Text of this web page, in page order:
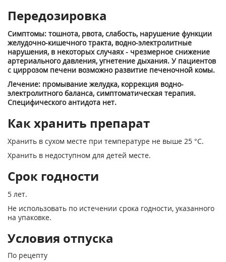
Передозировка
Симптомы: тошнота, рвота, слабость, нарушение функции
желудочно-кишечного тракта, водно-электролитные
нарушения, в некоторых случаях - чрезмерное снижение
артериального давления, угнетение дыхания. У пациентов
с циррозом печени возможно развитие печеночной комы.
Лечение: промывание желудка, коррекция водно-
электролитного баланса, симптоматическая терапия.
Специфического антидота нет.
Как хранить препарат
Хранить в сухом месте при температуре не выше 25 °С.
Хранить в недоступном для детей месте.
Срок годности
5 лет.
Не использовать по истечении срока годности, указанного
на упаковке.
Условия отпуска
По рецепту